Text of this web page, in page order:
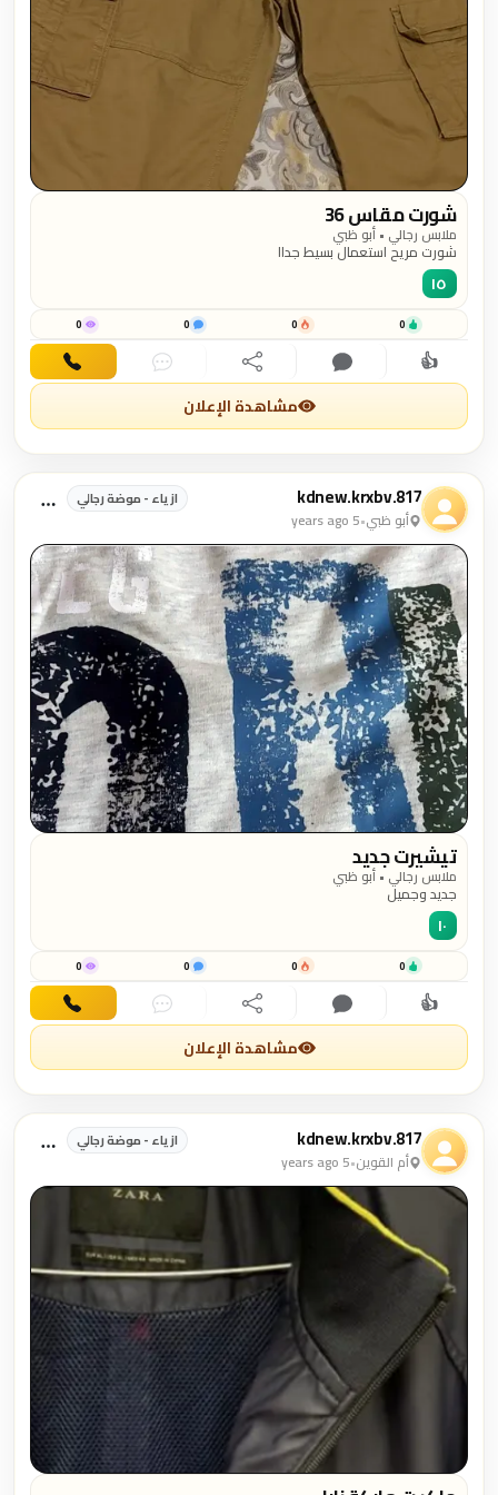
شورت مقاس 36
ملابس رجالي • أبو ظبي
شورت مريح استعمال بسيط جداا
١٥
0
0
0
0
👍اهتمام تعليق مشاركة دردشة اتصال
مشاهدة الإعلان
kdnew.krxbv.817
أبو ظبي•
5 years ago
ازياء - موضة رجالي
تيشيرت جديد
ملابس رجالي • أبو ظبي
جديد وجميل
١٠
0
0
0
0
👍اهتمام تعليق مشاركة دردشة اتصال
مشاهدة الإعلان
kdnew.krxbv.817
أم القوين•
5 years ago
ازياء - موضة رجالي